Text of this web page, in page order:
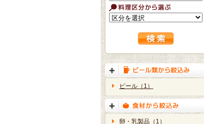
ビール（1）
卵・乳製品（1）